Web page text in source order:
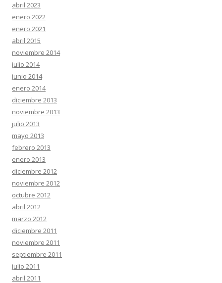
abril 2023
enero 2022
enero 2021
abril 2015
noviembre 2014
julio 2014
junio 2014
enero 2014
diciembre 2013
noviembre 2013
julio 2013
mayo 2013
febrero 2013
enero 2013
diciembre 2012
noviembre 2012
octubre 2012
abril 2012
marzo 2012
diciembre 2011
noviembre 2011
septiembre 2011
julio 2011
abril 2011